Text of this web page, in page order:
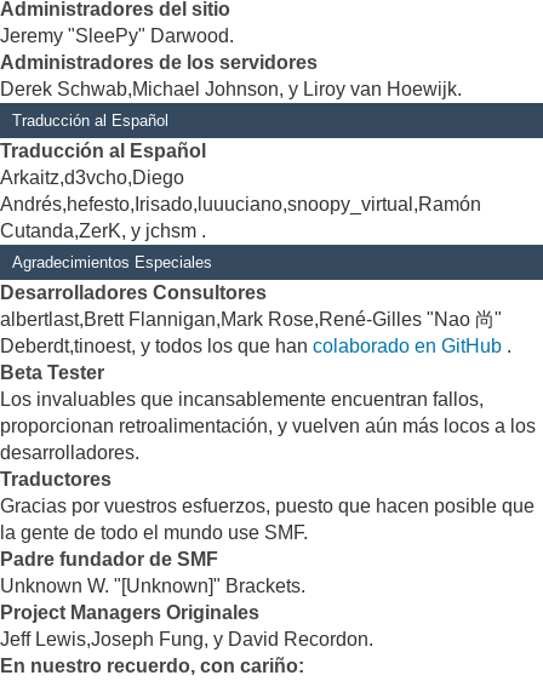
Administradores del sitio
Jeremy "SleePy" Darwood.
Administradores de los servidores
Derek Schwab,Michael Johnson, y Liroy van Hoewijk.
Traducción al Español
Traducción al Español
Arkaitz,d3vcho,Diego
Andrés,hefesto,Irisado,luuuciano,snoopy_virtual,Ramón
Cutanda,ZerK, y jchsm .
Agradecimientos Especiales
Desarrolladores Consultores
albertlast,Brett Flannigan,Mark Rose,René-Gilles "Nao 尚"
Deberdt,tinoest, y todos los que han colaborado en GitHub .
Beta Tester
Los invaluables que incansablemente encuentran fallos,
proporcionan retroalimentación, y vuelven aún más locos a los
desarrolladores.
Traductores
Gracias por vuestros esfuerzos, puesto que hacen posible que
la gente de todo el mundo use SMF.
Padre fundador de SMF
Unknown W. "[Unknown]" Brackets.
Project Managers Originales
Jeff Lewis,Joseph Fung, y David Recordon.
En nuestro recuerdo, con cariño: